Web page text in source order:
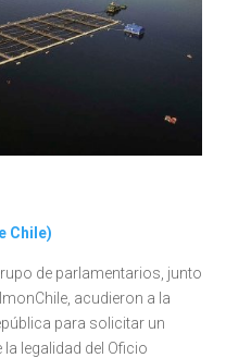
Chile)
de parlamentarios, junto
acudieron a la
para solicitar un
legalidad del Oficio